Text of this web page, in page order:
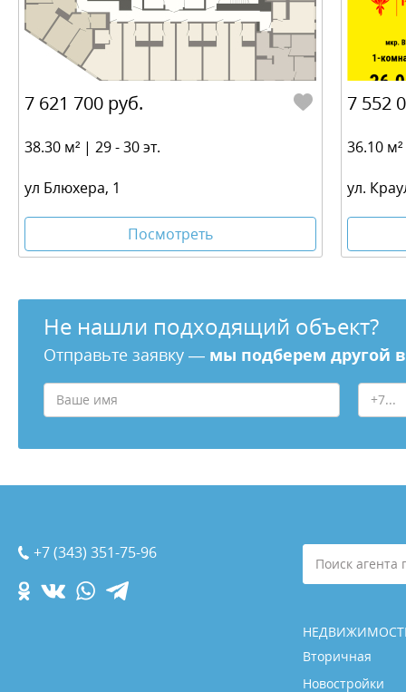
7 621 700 руб.
38.30 м² | 29 - 30 эт.
ул Блюхера, 1
Посмотреть
7 552
36.10
ул.
Не нашли подходящий объект?
Отправьте заявку — мы подберем другой
+7 (343) 351-75-96
Поиск
Вторичная
Новостройки